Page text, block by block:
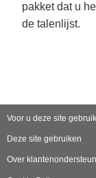
pakket dat u
de talenlijst.
Voor u deze site
Deze site gebruiken
Over